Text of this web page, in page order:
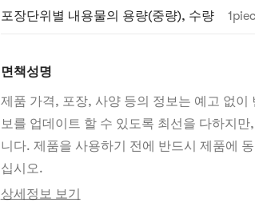
포장단위별 내용물의 용량(중량), 수량
면책성명
제품 가격, 포장, 사양 등의 정보는 예고 없이
보를 업데이트 할 수 있도록 최선을 다하지
니다. 제품을 사용하기 전에 반드시 제품에
십시오.
상세정보 보기